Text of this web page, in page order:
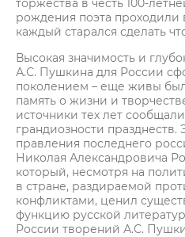
торжества в честь 100-
рождения поэта проходили
каждый старался сделать
Высокая значимость и
А.С. Пуш­кина для России
поколением – еще живы
память о жизни и
источники тех лет
грандиозности
правления последнего
Николая Александровича
который, несмотря на
в стране, раздираемой
конфликтами, ценил
функцию русской
России творений А.С.